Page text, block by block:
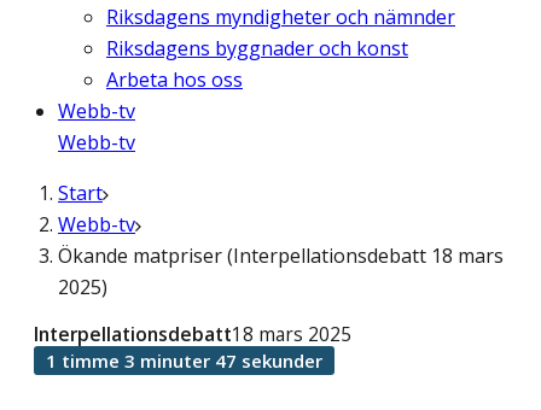
Riksdagens myndigheter och nämnder
Riksdagens byggnader och konst
Arbeta hos oss
Webb-tv
Webb-tv
Start
Webb-tv
Ökande matpriser (Interpellationsdebatt 18 mars
2025)
Interpellationsdebatt18 mars 2025
1 timme 3 minuter 47 sekunder